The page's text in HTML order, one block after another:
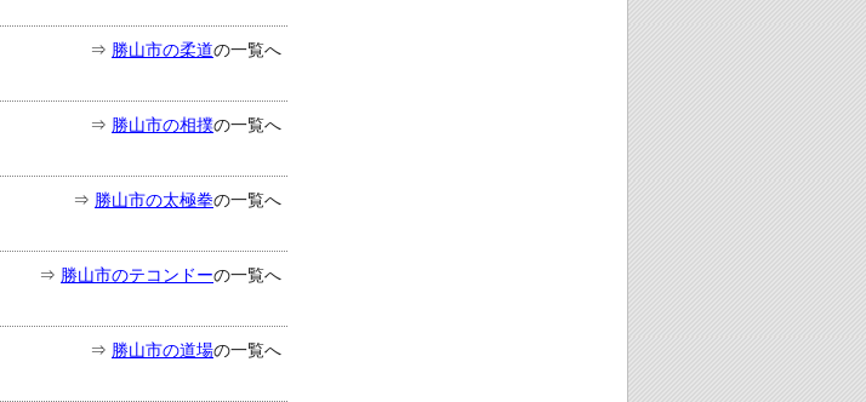
⇒ 勝山市の柔道の一覧へ
⇒ 勝山市の相撲の一覧へ
⇒ 勝山市の太極拳の一覧へ
⇒ 勝山市のテコンドーの一覧へ
⇒ 勝山市の道場の一覧へ